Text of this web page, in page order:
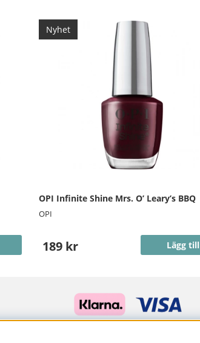
Nyhet
OPI Infinite Shine Mrs. O’ Leary’s BBQ
OPI
189 kr Lägg till